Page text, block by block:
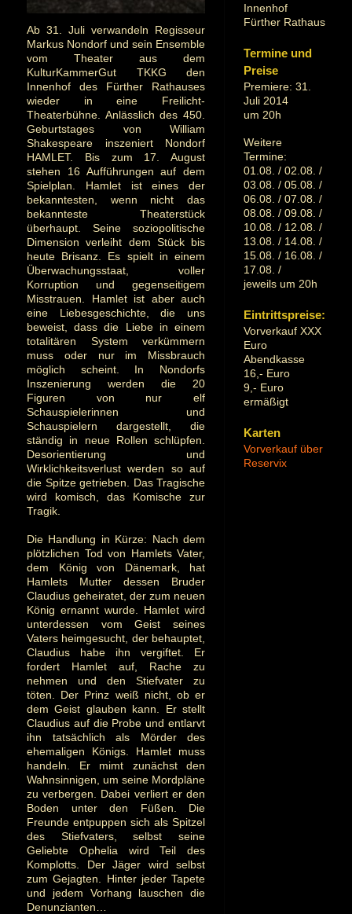
Ab 31. Juli verwandeln Regisseur
Markus Nondorf und sein Ensemble
vom Theater aus dem
KulturKammerGut TKKG den
Innenhof des Fürther Rathauses
wieder in eine Freilicht-
Theaterbühne. Anlässlich des 450.
Geburtstages von William
Shakespeare inszeniert Nondorf
HAMLET. Bis zum 17. August
stehen 16 Aufführungen auf dem
Spielplan. Hamlet ist eines der
bekanntesten, wenn nicht das
bekannteste Theaterstück
überhaupt. Seine soziopolitische
Dimension verleiht dem Stück bis
heute Brisanz. Es spielt in einem
Überwachungsstaat, voller
Korruption und gegenseitigem
Misstrauen. Hamlet ist aber auch
eine Liebesgeschichte, die uns
beweist, dass die Liebe in einem
totalitären System verkümmern
muss oder nur im Missbrauch
möglich scheint. In Nondorfs
Inszenierung werden die 20
Figuren von nur elf
Schauspielerinnen und
Schauspielern dargestellt, die
ständig in neue Rollen schlüpfen.
Desorientierung und
Wirklichkeitsverlust werden so auf
die Spitze getrieben. Das Tragische
wird komisch, das Komische zur
Tragik.
Die Handlung in Kürze: Nach dem
plötzlichen Tod von Hamlets Vater,
dem König von Dänemark, hat
Hamlets Mutter dessen Bruder
Claudius geheiratet, der zum neuen
König ernannt wurde. Hamlet wird
unterdessen vom Geist seines
Vaters heimgesucht, der behauptet,
Claudius habe ihn vergiftet. Er
fordert Hamlet auf, Rache zu
nehmen und den Stiefvater zu
töten. Der Prinz weiß nicht, ob er
dem Geist glauben kann. Er stellt
Claudius auf die Probe und entlarvt
ihn tatsächlich als Mörder des
ehemaligen Königs. Hamlet muss
handeln. Er mimt zunächst den
Wahnsinnigen, um seine Mordpläne
zu verbergen. Dabei verliert er den
Boden unter den Füßen. Die
Freunde entpuppen sich als Spitzel
des Stiefvaters, selbst seine
Geliebte Ophelia wird Teil des
Komplotts. Der Jäger wird selbst
zum Gejagten. Hinter jeder Tapete
und jedem Vorhang lauschen die
Denunzianten…
Innenhof
Fürther Rathaus
Termine und
Preise
Premiere: 31.
Juli 2014
um 20h
Weitere
Termine:
01.08. / 02.08. /
03.08. / 05.08. /
06.08. / 07.08. /
08.08. / 09.08. /
10.08. / 12.08. /
13.08. / 14.08. /
15.08. / 16.08. /
17.08. /
jeweils um 20h
Eintrittspreise:
Vorverkauf XXX
Euro
Abendkasse
16,- Euro
9,- Euro
ermäßigt
Karten
Vorverkauf über
Reservix